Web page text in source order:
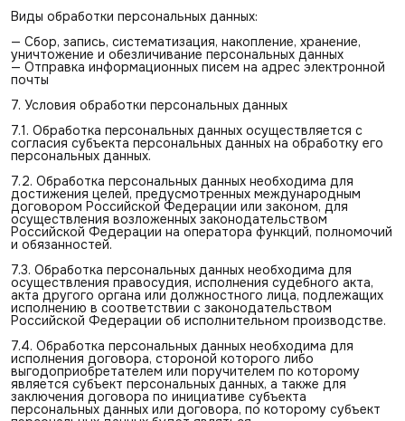
Виды обработки персональных данных:
— Сбор, запись, систематизация, накопление, хранение,
уничтожение и обезличивание персональных данных
— Отправка информационных писем на адрес электронной
почты
7. Условия обработки персональных данных
7.1. Обработка персональных данных осуществляется с
согласия субъекта персональных данных на обработку его
персональных данных.
7.2. Обработка персональных данных необходима для
достижения целей, предусмотренных международным
договором Российской Федерации или законом, для
осуществления возложенных законодательством
Российской Федерации на оператора функций, полномочий
и обязанностей.
7.3. Обработка персональных данных необходима для
осуществления правосудия, исполнения судебного акта,
акта другого органа или должностного лица, подлежащих
исполнению в соответствии с законодательством
Российской Федерации об исполнительном производстве.
7.4. Обработка персональных данных необходима для
исполнения договора, стороной которого либо
выгодоприобретателем или поручителем по которому
является субъект персональных данных, а также для
заключения договора по инициативе субъекта
персональных данных или договора, по которому субъект